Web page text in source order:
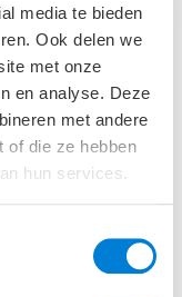
media te bieden
Ook delen we
met onze
en analyse. Deze
met andere
of die ze hebben
hun services.
nieuw
Het gebouw
hoge plint en
de torens van in
en
en Martijn
drie